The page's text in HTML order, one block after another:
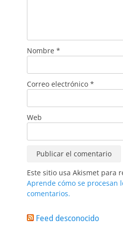
Nombre *
Correo electrónico *
Web
Este sitio usa Akismet para
Aprende cómo se procesan
comentarios.
Feed desconocido